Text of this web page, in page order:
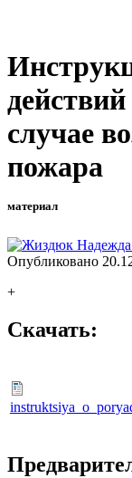
случае
пожара
материал
Опубликовано
+
Скачать: